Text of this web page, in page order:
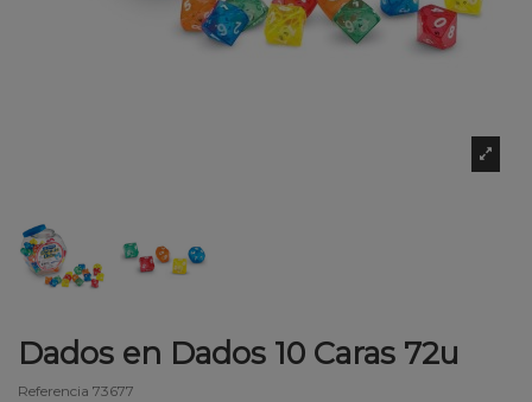
Dados en Dados 10 Caras 72u
Referencia 73677